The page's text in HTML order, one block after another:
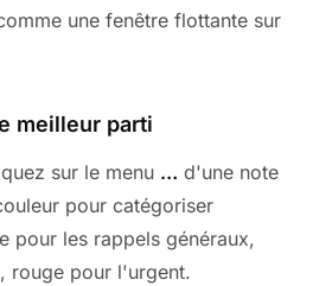
une fenêtre flottante sur
meilleur parti
sur le menu … d'une note
pour catégoriser
pour les rappels généraux,
rouge pour l'urgent.